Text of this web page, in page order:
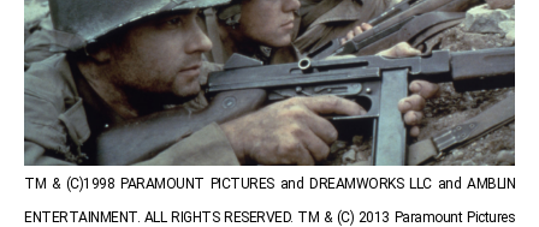
TM & (C)1998 PARAMOUNT PICTURES and DREAMWORKS LLC and AMBLIN
ENTERTAINMENT. ALL RIGHTS RESERVED. TM & (C) 2013 Paramount Pictures